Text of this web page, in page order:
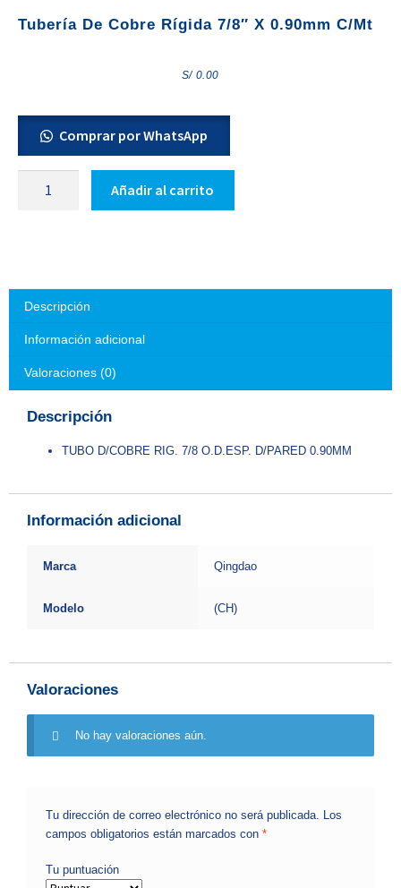
Tubería De Cobre Rígida 7/8″ X 0.90mm C/mt
S/0.00
Comprar por WhatsApp
Añadir al carrito
Descripción
Información adicional
Valoraciones (0)
Descripción
TUBO D/COBRE RIG. 7/8 O.D.ESP. D/PARED 0.90MM
Información adicional
Marca Qingdao
Modelo (CH)
Valoraciones
No hay valoraciones aún.
Tu dirección de correo electrónico no será publicada. Los
campos obligatorios están marcados con*
Tu puntuación